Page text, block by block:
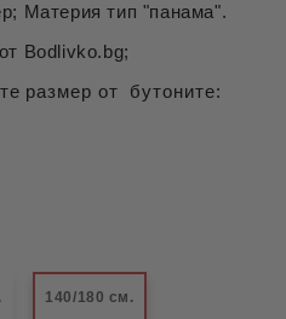
Материя тип "панама".
Bodlivko.bg;
размер от бутоните:
140/180 см.